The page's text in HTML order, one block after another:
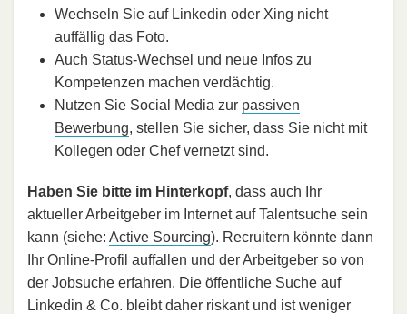
Wechseln Sie auf Linkedin oder Xing nicht
auffällig das Foto.
Auch Status-Wechsel und neue Infos zu
Kompetenzen machen verdächtig.
Nutzen Sie Social Media zur passiven
Bewerbung, stellen Sie sicher, dass Sie nicht mit
Kollegen oder Chef vernetzt sind.
Haben Sie bitte im Hinterkopf, dass auch Ihr
aktueller Arbeitgeber im Internet auf Talentsuche sein
kann (siehe: Active Sourcing). Recruitern könnte dann
Ihr Online-Profil auffallen und der Arbeitgeber so von
der Jobsuche erfahren. Die öffentliche Suche auf
Linkedin & Co. bleibt daher riskant und ist weniger